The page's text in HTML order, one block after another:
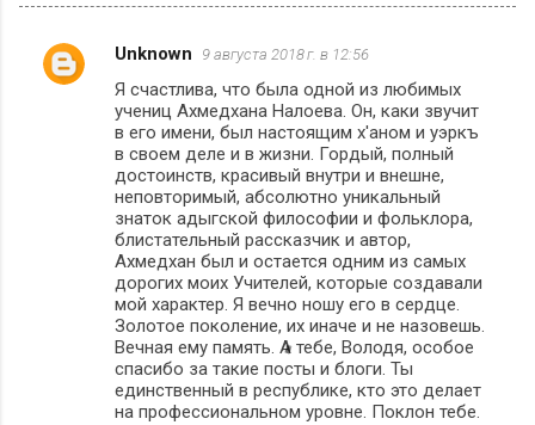
К
Unknown 9 августа 2018 г. в 12:56
Я счастлива, что была одной из любимых
учениц Ахмедхана Налоева. Он, каки звучит
в его имени, был настоящим х'аном и уэркъ
в своем деле и в жизни. Гордый, полный
достоинств, красивый внутри и внешне,
неповторимый, абсолютно уникальный
знаток адыгской философии и фольклора,
блистательный рассказчик и автор,
Ахмедхан был и остается одним из самых
дорогих моих Учителей, которые создавали
мой характер. Я вечно ношу его в сердце.
Золотое поколение, их иначе и не назовешь.
Вечная ему память. А тебе, Володя, особое
спасибо за такие посты и блоги. Ты
единственный в республике, кто это делает
на профессиональном уровне. Поклон тебе.